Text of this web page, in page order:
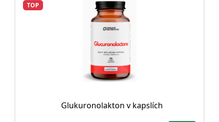
TOP
Glukuronolakton v kapslích